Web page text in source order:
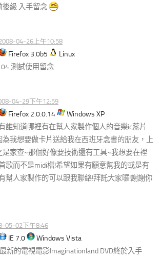
後級 入手留念
04-26上午10:58
Firefox 3.0b5
Linux
測試使用留念
04-29下午12:59
Firefox 2.0.0.14
Windows XP
誰知道哪裡有在幫人家製作個人的音樂ic蕊片
為我想要做卡片送給我在西班牙念書的朋友，上
是家查~那個好像要技術還有工具~我想要在裡
歌而不是midi檔!希望如果有願意幫我的或是有
幫人家製作的可以跟我聯絡!拜託大家囉!謝謝你
05-02下午8:46
IE 7.0
Windows Vista
新的電視電影Imaginationland DVD終於入手